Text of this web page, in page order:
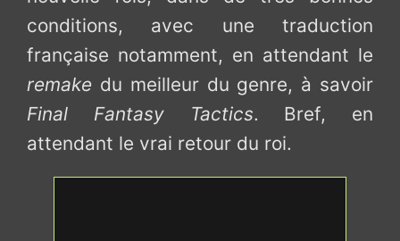
conditions, avec une traduction
française notamment, en attendant le
remake du meilleur du genre, à savoir
Final Fantasy Tactics. Bref, en
attendant le vrai retour du roi.